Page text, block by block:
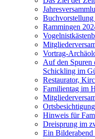
Rammingen
Vortrag-
Auf den Spuren
Schickling im
Restaurator,
Familientag im
Hinweis für
Dreisprung im
Ein Bilderabend